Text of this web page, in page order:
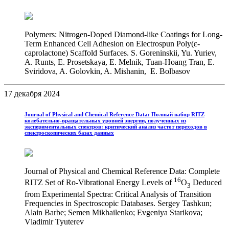
Polymers: Nitrogen-Doped Diamond-like Coatings for Long-
Term Enhanced Cell Adhesion on Electrospun Poly(ε-
caprolactone) Scaffold Surfaces. S. Goreninskii, Yu. Yuriev,
A. Runts, E. Prosetskaya, E. Melnik, Tuan-Hoang Tran, E.
Sviridova, A. Golovkin, A. Mishanin, E. Bolbasov
17 декабря 2024
Journal of Physical and Chemical Reference Data: Полный набор RITZ
колебательно-вращательных уровней энергии, полученных из
экспериментальных спектров: критический анализ частот переходов в
спектроскопических базах данных
Journal of Physical and Chemical Reference Data: Complete
RITZ Set of Ro-Vibrational Energy Levels of 16O3 Deduced
from Experimental Spectra: Critical Analysis of Transition
Frequencies in Spectroscopic Databases. Sergey Tashkun;
Alain Barbe; Semen Mikhailenko; Evgeniya Starikova;
Vladimir Tyuterev